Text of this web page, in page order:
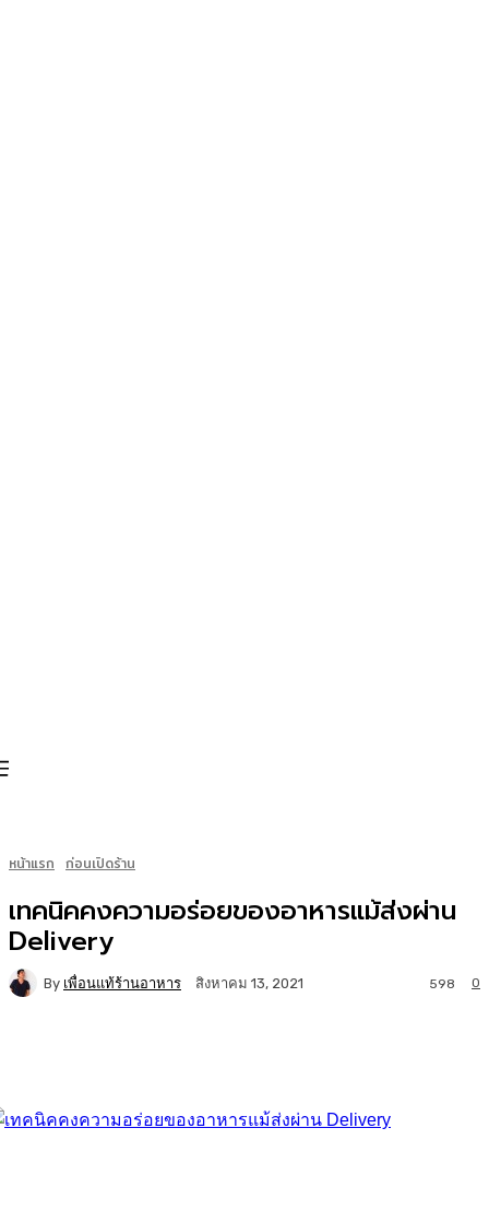
หน้าแรก ก่อนเปิดร้าน
เทคนิคคงความอร่อยของอาหารแม้ส่งผ่าน
Delivery
By เพื่อนแท้ร้านอาหาร สิงหาคม 13, 2021 0
598